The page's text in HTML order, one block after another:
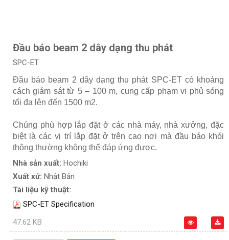
Đầu báo beam 2 dây dạng thu phát
SPC-ET
Đầu báo beam 2 dây dạng thu phát SPC-ET có khoảng
cách giám sát từ 5 – 100 m, cung cấp phạm vi phủ sóng
tối đa lên đến 1500 m2.
Chúng phù hợp lắp đặt ở các nhà máy, nhà xưởng, đặc
biệt là các vị trí lắp đặt ở trên cao nơi mà đầu báo khói
thông thường không thể đáp ứng được.
Nhà sản xuất: Hochiki
Xuất xứ: Nhật Bản
Tài liệu kỹ thuật:
SPC-ET Specification
47.62 KB